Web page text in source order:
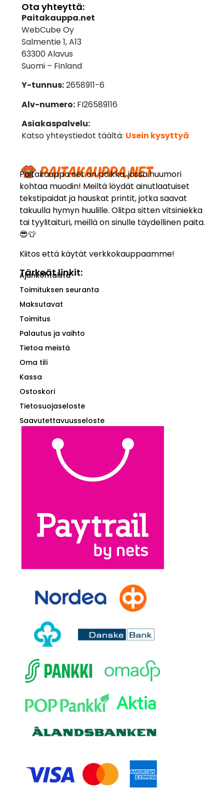
Paitakauppa.net on paikka, jossa huumori
kohtaa muodin! Meiltä löydät ainutlaatuiset
tekstipaidat ja hauskat printit, jotka saavat
takuulla hymyn huulille. Olitpa sitten vitsiniekka
tai tyylitaituri, meillä on sinulle täydellinen paita.
😎👕
Kiitos että käytät verkkokauppaamme!
Tärkeät linkit:
Ajankohtaista
Toimituksen seuranta
Maksutavat
Toimitus
Palautus ja vaihto
Tietoa meistä
Oma tili
Kassa
Ostoskori
Tietosuojaseloste
Saavutettavuusseloste
Ota yhteyttä:
Paitakauppa.net
WebCube Oy
Salmentie 1, A13
63300 Alavus
Suomi – Finland
Y-tunnus:2658911-6
Alv-numero:FI26589116
Asiakaspalvelu:
Katso yhteystiedot täältä: Usein kysyttyä